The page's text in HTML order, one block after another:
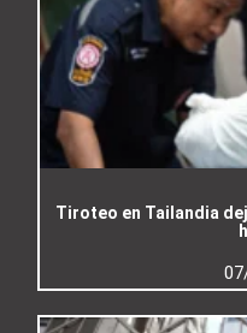
Tiroteo en Tailandia